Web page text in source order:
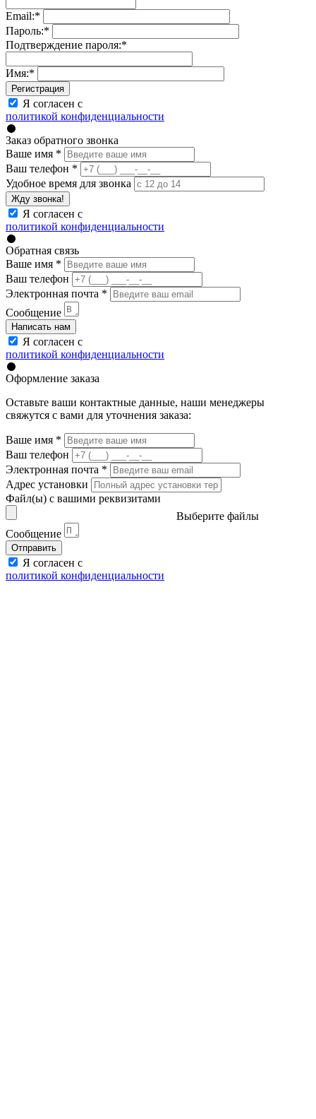
Email:*
Пароль:*
Подтверждение пароля:*
Имя:*
Регистрация
Я согласен с
политикой конфиденциальности
Заказ обратного звонка
Ваше имя *
Ваш телефон *
Удобное время для звонка
Жду звонка!
Я согласен с
политикой конфиденциальности
Обратная связь
Ваше имя *
Ваш телефон
Электронная почта *
Сообщение
Написать нам
Я согласен с
политикой конфиденциальности
Оформление заказа
Оставьте ваши контактные данные, наши менеджеры
свяжутся с вами для уточнения заказа:
Ваше имя *
Ваш телефон
Электронная почта *
Адрес установки
Файл(ы) с вашими реквизитами
Выберите файлы
Сообщение
Отправить
Я согласен с
политикой конфиденциальности